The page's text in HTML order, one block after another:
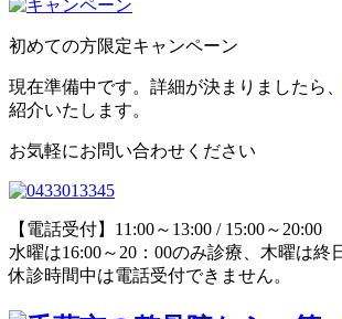
初めての方限定キャンペーン
現在準備中です。詳細が決まりましたら、
紹介いたします。
お気軽にお問い合わせください
【電話受付】11:00～13:00 / 15:00～20:00
水曜は16:00～20：00のみ診療、木曜は終
休診時間中は電話受付できません。